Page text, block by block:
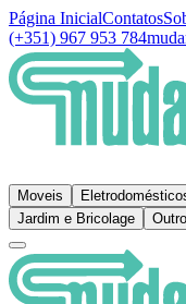
Página InicialContatos
(+351) 967 953 784
Moveis
Jardim e Bricolage